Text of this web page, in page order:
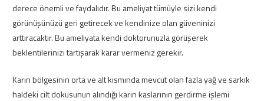
derece önemli ve faydalıdır. Bu ameliyat tümüyle sizi kendi
görünüşünüzü geri getirecek ve kendinize olan güveninizi
arttıracaktır. Bu ameliyata kendi doktorunuzla görüşerek
beklentilerinizi tartışarak karar vermeniz gerekir.
Karın bölgesinin orta ve alt kısmında mevcut olan fazla yağ ve sarkık
haldeki cilt dokusunun alındığı karın kaslarının gerdirme işlemi